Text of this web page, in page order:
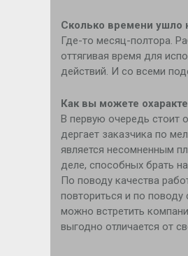
Сколько времени ушло
Где-то месяц-полтора.
оттягивая время для
действий. И со всеми
Как вы можете
В первую очередь стоит
дергает заказчика по
является несомненным
деле, способных брать
По поводу качества
повториться и по
можно встретить
выгодно отличается от